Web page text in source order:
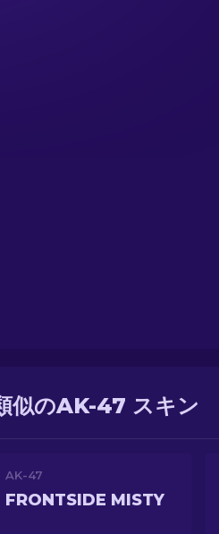
似のAK-47 スキン
AK-47
FRONTSIDE MISTY